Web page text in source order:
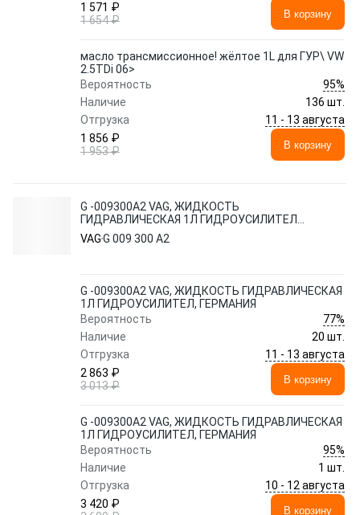
1 571 ₽
1 654 ₽
В корзину
масло трансмиссионное! жёлтое 1L для ГУР\ VW
2.5TDi 06>
Вероятность
95%
Наличие
136 шт.
Отгрузка
11 - 13 августа
1 856 ₽
1 953 ₽
В корзину
G -009300A2 VAG, ЖИДКОСТЬ
ГИДРАВЛИЧЕСКАЯ 1Л ГИДРОУСИЛИТЕЛ,
ГЕРМАНИЯ
VAGG 009 300 A2
G -009300A2 VAG, ЖИДКОСТЬ ГИДРАВЛИЧЕСКАЯ
1Л ГИДРОУСИЛИТЕЛ, ГЕРМАНИЯ
Вероятность
77%
Наличие
20 шт.
Отгрузка
11 - 13 августа
2 863 ₽
3 013 ₽
В корзину
G -009300A2 VAG, ЖИДКОСТЬ ГИДРАВЛИЧЕСКАЯ
1Л ГИДРОУСИЛИТЕЛ, ГЕРМАНИЯ
Вероятность
95%
Наличие
1 шт.
Отгрузка
10 - 12 августа
3 420 ₽
В корзину